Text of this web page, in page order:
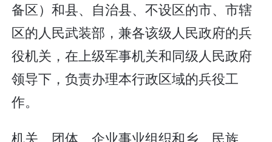
备区）和县、自治县、不设区的市、市辖
区的人民武装部，兼各该级人民政府的兵
役机关，在上级军事机关和同级人民政府
领导下，负责办理本行政区域的兵役工
作。
机关、团体、企业事业组织和乡、民族